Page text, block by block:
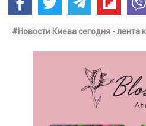
#Новости Киева сегодня - лента